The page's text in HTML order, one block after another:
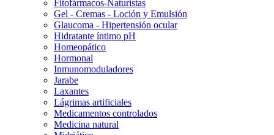
Fitofármacos-Naturistas
Gel - Cremas - Loción y Emulsión
Glaucoma - Hipertensión ocular
Hidratante íntimo pH
Homeopático
Hormonal
Inmunomoduladores
Jarabe
Laxantes
Lágrimas artificiales
Medicamentos controlados
Medicina natural